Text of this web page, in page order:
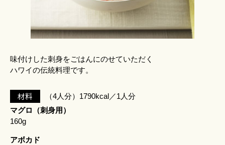
味付けした刺身をごはんにのせていただく
ハワイの伝統料理です。
材料
（4人分）1790kcal／1人分
マグロ（刺身用）
160g
アボカド